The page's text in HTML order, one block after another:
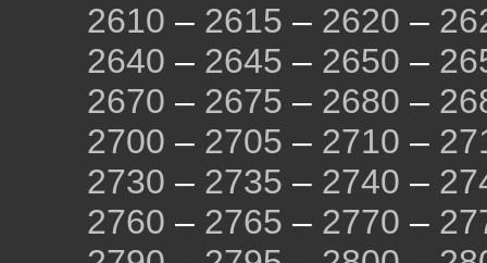
2610 – 2615 – 2620 –
2640 – 2645 – 2650 –
2670 – 2675 – 2680 –
2700 – 2705 – 2710 –
2730 – 2735 – 2740 –
2760 – 2765 – 2770 –